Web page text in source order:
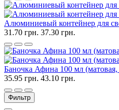
Алюминиевый контейнер для
31.70 грн. 37.30 грн.
Баночка Афина 100 мл
35.95 грн. 43.10 грн.
Фильтр